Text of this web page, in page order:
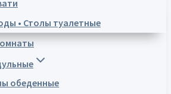
• Столы туалетные
обеденные